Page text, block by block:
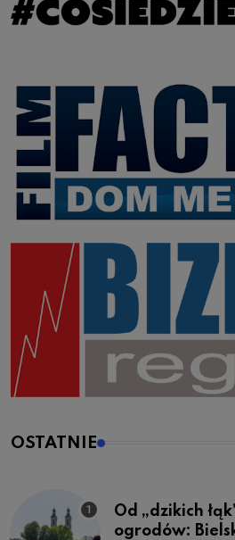
OSTATNIE
Od „dzikich
ogrodów: